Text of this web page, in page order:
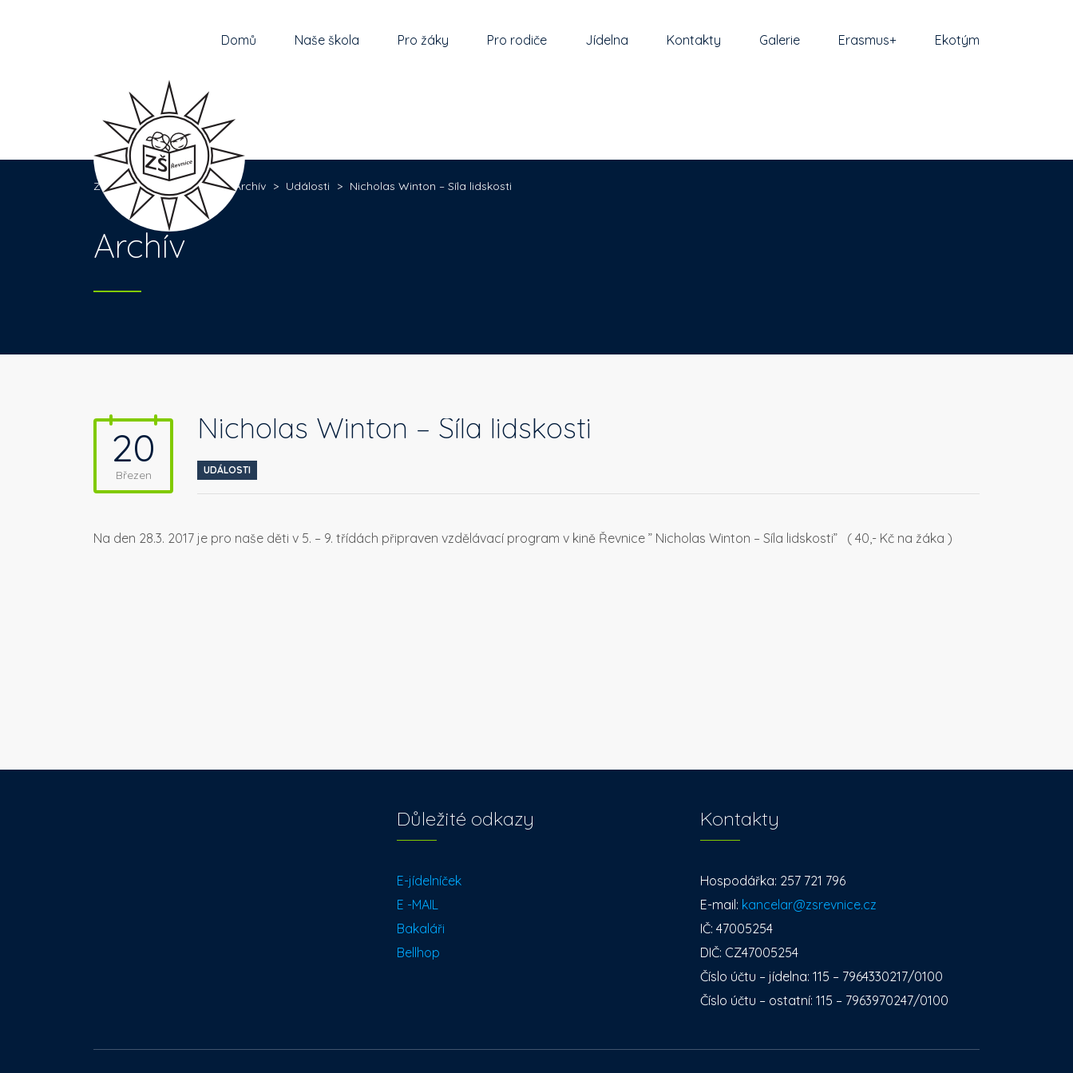
Domů Naše škola Pro žáky Pro rodiče Jídelna Kontakty Galerie Erasmus+ Ekotým
Základní škola Řevnice > Archív > Události > Nicholas Winton – Síla lidskosti
Archív
20
Březen
Nicholas Winton – Síla lidskosti
UDÁLOSTI
Na den 28.3. 2017 je pro naše děti v 5. – 9. třídách připraven vzdělávací program v kině Řevnice ” Nicholas Winton – Síla lidskosti” ( 40,- Kč na žáka )
Důležité odkazy
E-jídelníček
E -MAIL
Bakaláři
Bellhop
Kontakty
Hospodářka: 257 721 796
E-mail: kancelar@zsrevnice.cz
IČ: 47005254
DIČ: CZ47005254
Číslo účtu – jídelna: 115 – 7964330217/0100
Číslo účtu – ostatní: 115 – 7963970247/0100